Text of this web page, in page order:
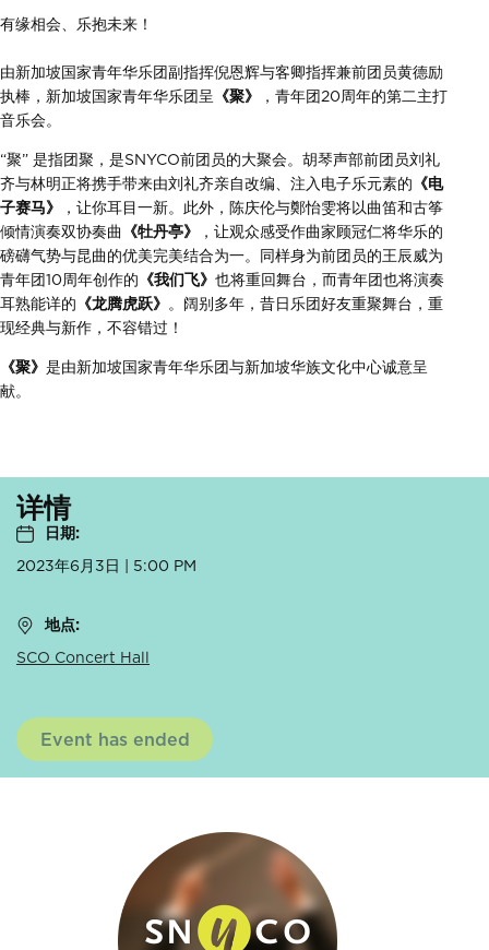
有缘相会、乐抱未来！
由新加坡国家青年华乐团副指挥倪恩辉与客卿指挥兼前团员黄德励
执棒，新加坡国家青年华乐团呈 《聚》
，青年团20周年的第二主打
音乐会。
“聚” 是指团聚，是SNYCO前团员的大聚会。胡琴声部前团员刘礼
齐与林明正将携手带来由刘礼齐亲自改编、注入电子乐元素的 《电
子赛马》
，让你耳目一新。此外，陈庆伦与鄭怡雯将以曲笛和古筝
倾情演奏双协奏曲 《牡丹亭》
，让观众感受作曲家顾冠仁将华乐的
磅礴气势与昆曲的优美完美结合为一。同样身为前团员的王辰威为
青年团10周年创作的 《我们飞》 也将重回舞台，而青年团也将演奏
耳熟能详的 《龙腾虎跃》 。阔别多年，昔日乐团好友重聚舞台，重
现经典与新作，不容错过！
《聚》 是由新加坡国家青年华乐团与新加坡华族文化中心诚意呈
献。
详情
日期:
2023年6月3日 | 5:00 PM
地点:
SCO Concert Hall
Event has ended